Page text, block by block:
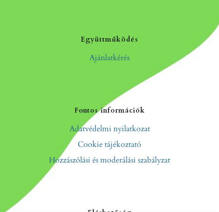
Együttműködés
Ajánlatkérés
Fontos információk
Adatvédelmi nyilatkozat
Cookie tájékoztató
Hozzászólási és moderálási szabályzat